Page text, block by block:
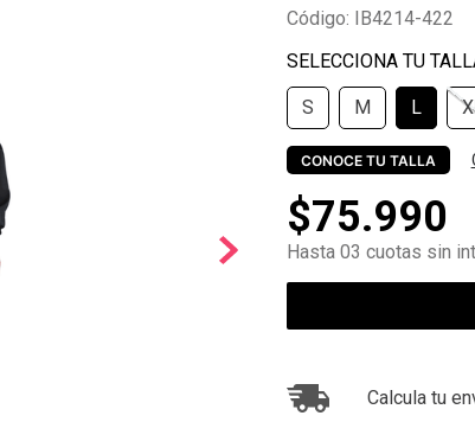
Código: IB4214-422
S M L
CONOCE TU TALLA
$75.990
Hasta 03 cuotas sin
Calcula tu